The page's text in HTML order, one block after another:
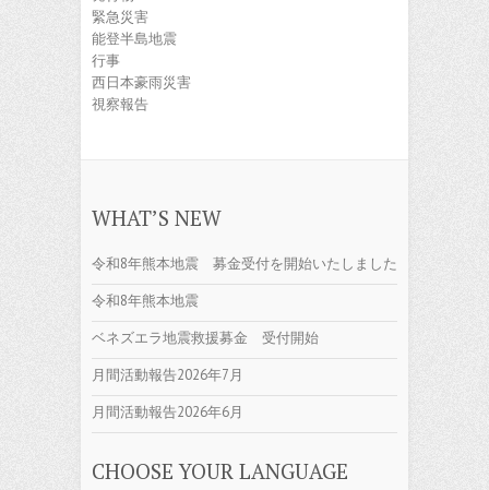
緊急災害
能登半島地震
行事
西日本豪雨災害
視察報告
WHAT’S NEW
令和8年熊本地震 募金受付を開始いたしました
令和8年熊本地震
ベネズエラ地震救援募金 受付開始
月間活動報告2026年7月
月間活動報告2026年6月
CHOOSE YOUR LANGUAGE